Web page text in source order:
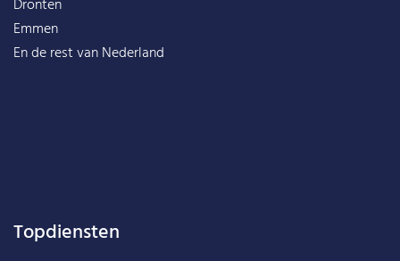
Dronten
Emmen
En de rest vanNederland
Topdiensten